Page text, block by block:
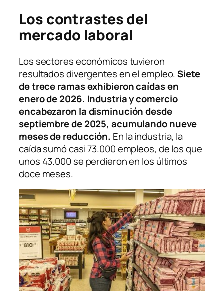
Los contrastes del
mercado laboral
Los sectores económicos tuvieron
resultados divergentes en el empleo.Siete
de trece ramas exhibieron caídas en
enero de 2026. Industria y comercio
encabezaron la disminución desde
septiembre de 2025, acumulando nueve
meses de reducción. En la industria, la
caída sumó casi 73.000 empleos, de los que
unos 43.000 se perdieron en los últimos
doce meses.